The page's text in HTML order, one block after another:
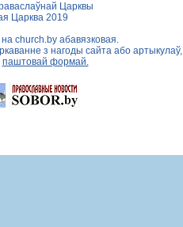
Царквы
Царква 2019
на church.by абавязковая.
з нагоды сайта або артыкулаў,
паштовай формай.